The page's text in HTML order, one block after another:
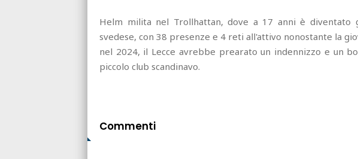
Helm milita nel Trollhattan, dove a 17 anni è diventato
svedese, con 38 presenze e 4 reti all'attivo nonostante la
nel 2024, il Lecce avrebbe prearato un indennizzo e un
piccolo club scandinavo.
Commenti